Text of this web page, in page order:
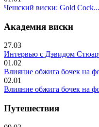
Чешский виски: Gold Cock...
Академия виски
27.03
Интервью с Дэвидом
01.02
Влияние обжига бочек на
02.01
Влияние обжига бочек на
Путешествия